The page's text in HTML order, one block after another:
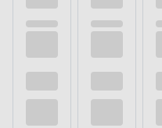
użycia rozcieńczalnika.
w ciągu 6 godzin